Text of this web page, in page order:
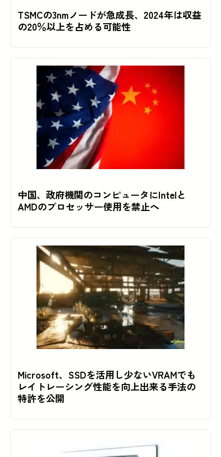
TSMCの3nmノードが急成長、2024年は収益
の20％以上を占める可能性
中国、政府機関のコンピュータにIntelと
AMDのプロセッサー使用を禁止へ
Microsoft、SSDを活用し少ないVRAMでも
レイトレーシング性能を向上出来る手法の
特許を公開